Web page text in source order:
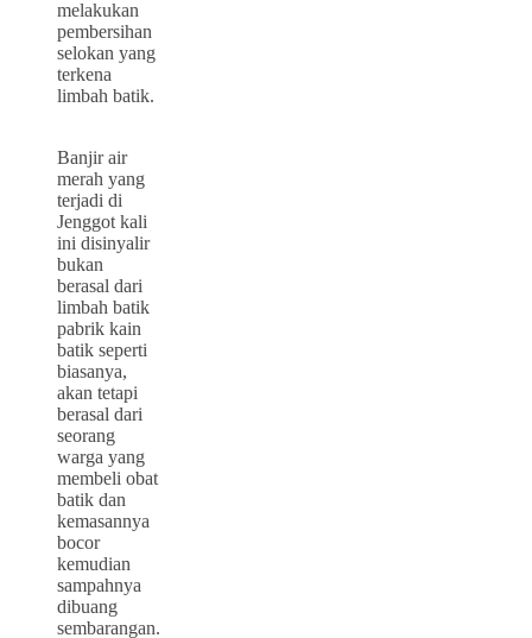
melakukan
pembersihan
selokan yang
terkena
limbah batik.
Banjir air
merah yang
terjadi di
Jenggot kali
ini disinyalir
bukan
berasal dari
limbah batik
pabrik kain
batik seperti
biasanya,
akan tetapi
berasal dari
seorang
warga yang
membeli obat
batik dan
kemasannya
bocor
kemudian
sampahnya
dibuang
sembarangan.